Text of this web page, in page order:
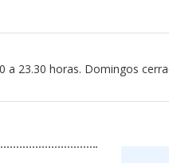
a 23.30 horas. Domingos